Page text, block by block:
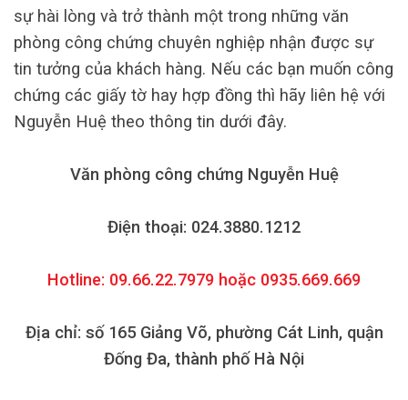
sự hài lòng và trở thành một trong những văn
phòng công chứng chuyên nghiệp nhận được sự
tin tưởng của khách hàng. Nếu các bạn muốn công
chứng các giấy tờ hay hợp đồng thì hãy liên hệ với
Nguyễn Huệ theo thông tin dưới đây.
Văn phòng công chứng Nguyễn Huệ
Điện thoại: 024.3880.1212
Hotline: 09.66.22.7979 hoặc 0935.669.669
Địa chỉ: số 165 Giảng Võ, phường Cát Linh, quận
Đống Đa, thành phố Hà Nội